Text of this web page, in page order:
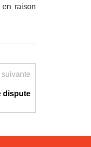
raison
dispute